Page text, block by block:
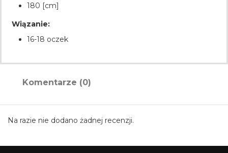
180 [cm]
Wiązanie:
16-18 oczek
Komentarze (0)
Na razie nie dodano żadnej recenzji.